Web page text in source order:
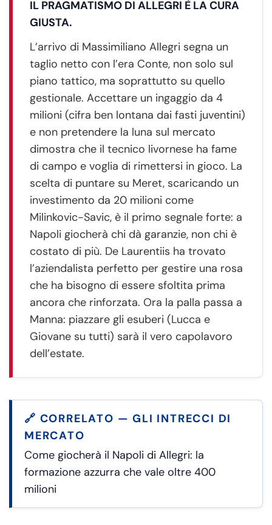
IL PRAGMATISMO DI ALLEGRI È LA CURA
GIUSTA.
L’arrivo di Massimiliano Allegri segna un
taglio netto con l’era Conte, non solo sul
piano tattico, ma soprattutto su quello
gestionale. Accettare un ingaggio da 4
milioni (cifra ben lontana dai fasti juventini)
e non pretendere la luna sul mercato
dimostra che il tecnico livornese ha fame
di campo e voglia di rimettersi in gioco. La
scelta di puntare su Meret, scaricando un
investimento da 20 milioni come
Milinkovic-Savic, è il primo segnale forte: a
Napoli giocherà chi dà garanzie, non chi è
costato di più. De Laurentiis ha trovato
l’aziendalista perfetto per gestire una rosa
che ha bisogno di essere sfoltita prima
ancora che rinforzata. Ora la palla passa a
Manna: piazzare gli esuberi (Lucca e
Giovane su tutti) sarà il vero capolavoro
dell’estate.
🔗 CORRELATO — GLI INTRECCI DI
MERCATO
Come giocherà il Napoli di Allegri: la
formazione azzurra che vale oltre 400
milioni